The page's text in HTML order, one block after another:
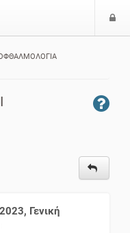
ΟΦΘΑΛΜΟΛΟΓΙΑ
Γενική